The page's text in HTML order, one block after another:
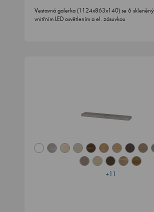
Vestavná galerka (1124x863x140) se 6
vnitřním LED osvětlením a el. zásuvkou
+11